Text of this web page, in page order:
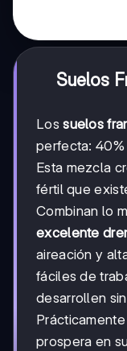
Suelos
Lossuelos
perfecta: 40%
Esta mezcla
fértil que
Combinan lo
excelente
aireación y
fáciles de
desarrollen
prospera en